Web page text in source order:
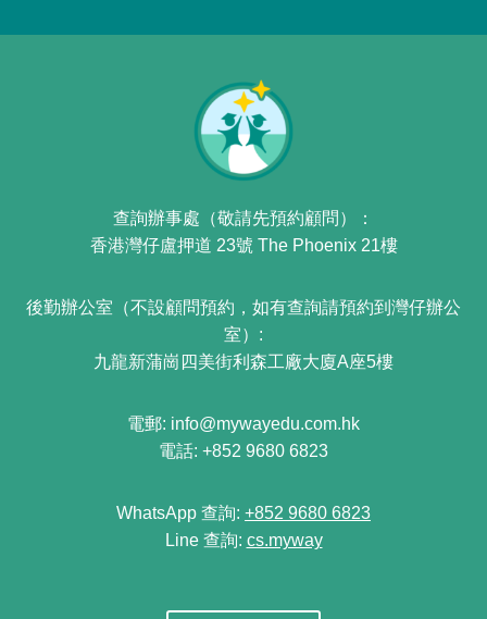
查詢辦事處（敬請先預約顧問）：
香港灣仔盧押道 23號 The Phoenix 21樓
後勤辦公室（不設顧問預約，如有查詢請預約到灣仔辦公
室）:
九龍新蒲崗四美街利森工廠大廈A座5樓
電郵: info@mywayedu.com.hk
電話: +852 9680 6823
WhatsApp 查詢: +852 9680 6823
Line 查詢: cs.myway